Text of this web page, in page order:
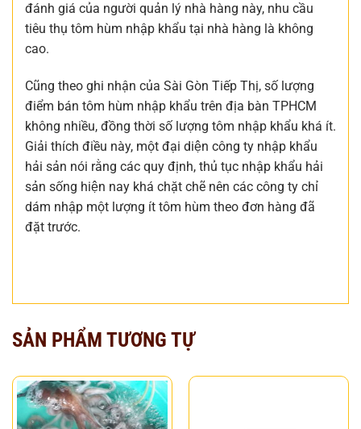
đánh giá của người quản lý nhà hàng này, nhu cầu
tiêu thụ tôm hùm nhập khẩu tại nhà hàng là không
cao.
Cũng theo ghi nhận của Sài Gòn Tiếp Thị, số lượng
điểm bán tôm hùm nhập khẩu trên địa bàn TPHCM
không nhiều, đồng thời số lượng tôm nhập khẩu khá ít.
Giải thích điều này, một đại diện công ty nhập khẩu
hải sản nói rằng các quy định, thủ tục nhập khẩu hải
sản sống hiện nay khá chặt chẽ nên các công ty chỉ
dám nhập một lượng ít tôm hùm theo đơn hàng đã
đặt trước.
SẢN PHẨM TƯƠNG TỰ